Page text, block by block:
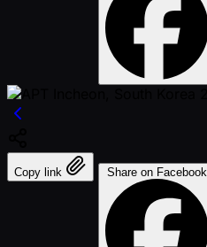
Copy link Share on Facebook